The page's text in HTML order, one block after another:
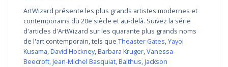
ArtWizard présente les plus grands artistes modernes et
contemporains du 20e siècle et au-delà. Suivez la série
d'articles d'ArtWizard sur les quarante plus grands noms
de l'art contemporain, tels que Theaster Gates,Yayoi
Kusama,David Hockney,Barbara Kruger,Vanessa
Beecroft,Jean-Michel Basquiat,Balthus,Jackson